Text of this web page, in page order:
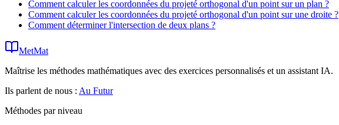
Comment calculer les coordonnées du projeté orthogonal d'un point sur un plan ?
Comment calculer les coordonnées du projeté orthogonal d'un point sur une droite ?
Comment déterminer l'intersection de deux plans ?
MetMat
Maîtrise les méthodes mathématiques avec des exercices personnalisés et un assistant IA.
Ils parlent de nous : Au Futur
Méthodes par niveau